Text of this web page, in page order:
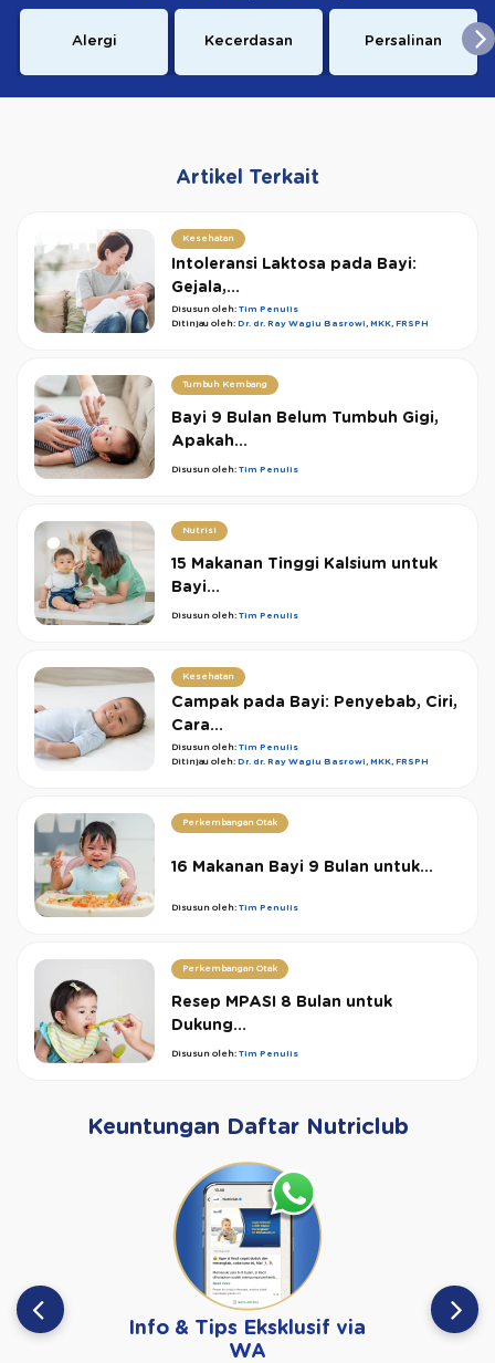
Alergi Kecerdasan Persalinan
Artikel Terkait
Kesehatan
Intoleransi Laktosa pada Bayi:
Gejala,...
Disusun oleh: Tim Penulis
Ditinjau oleh: Dr. dr. Ray Wagiu Basrowi, MKK, FRSPH
Tumbuh Kembang
Bayi 9 Bulan Belum Tumbuh Gigi,
Apakah...
Disusun oleh: Tim Penulis
Nutrisi
15 Makanan Tinggi Kalsium untuk
Bayi...
Disusun oleh: Tim Penulis
Kesehatan
Campak pada Bayi: Penyebab, Ciri,
Cara...
Disusun oleh: Tim Penulis
Ditinjau oleh: Dr. dr. Ray Wagiu Basrowi, MKK, FRSPH
Perkembangan Otak
16 Makanan Bayi 9 Bulan untuk...
Disusun oleh: Tim Penulis
Perkembangan Otak
Resep MPASI 8 Bulan untuk
Dukung...
Disusun oleh: Tim Penulis
Keuntungan Daftar Nutriclub
Info & Tips Eksklusif via
WA